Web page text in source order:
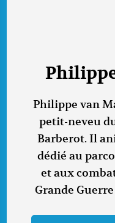
Philippe van
petit-neveu
Barberot. Il
dédié au
et aux
Grande